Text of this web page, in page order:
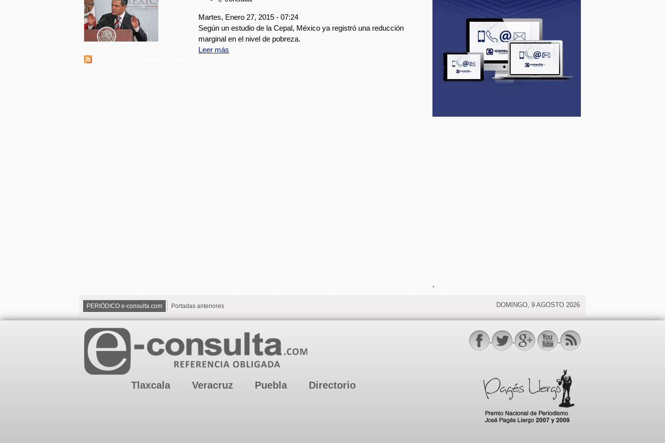
Martes, Enero 27, 2015 - 07:24
Según un estudio de la Cepal, México ya registró una reducción
marginal en el nivel de pobreza.
Leer más
.
PERIÓDICO e-consulta.com Portadas anteriores DOMINGO, 9 AGOSTO 2026
Tlaxcala Veracruz Puebla Directorio